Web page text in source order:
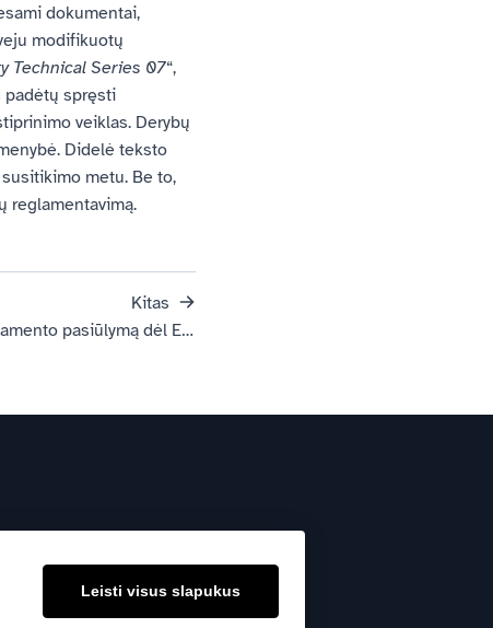
dokumentai,
modifikuotų
Technical Series 07“,
padėtų spręsti
veiklas. Derybų
Didelė teksto
metu. Be to,
reglamentavimą.
Kitas
Europos Komisija paskelbė reglamento pasiūlymą dėl Europos biotechnologijų akto
privatumo politiką.
Leisti visus slapukus